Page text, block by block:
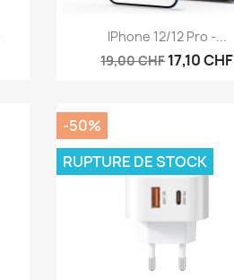
Aperçu rapide
IPhone 12/12 Pro -...
19,00 CHF17,10 CHF
-50%
RUPTURE DE STOCK